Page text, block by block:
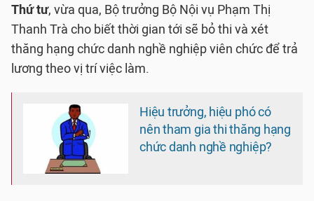
Thứ tư, vừa qua, Bộ trưởng Bộ Nội vụ Phạm Thị
Thanh Trà cho biết thời gian tới sẽ bỏ thi và xét
thăng hạng chức danh nghề nghiệp viên chức để trả
lương theo vị trí việc làm.
Hiệu trưởng, hiệu phó có
nên tham gia thi thăng hạng
chức danh nghề nghiệp?